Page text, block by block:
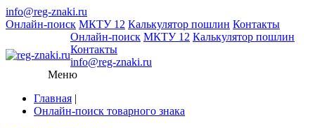
info@reg-znaki.ru
Онлайн-поиск МКТУ 12 Калькулятор пошлин Контакты
Онлайн-поиск МКТУ 12 Калькулятор пошлин
Контакты
info@reg-znaki.ru
Меню
Главная |
Онлайн-поиск товарного знака